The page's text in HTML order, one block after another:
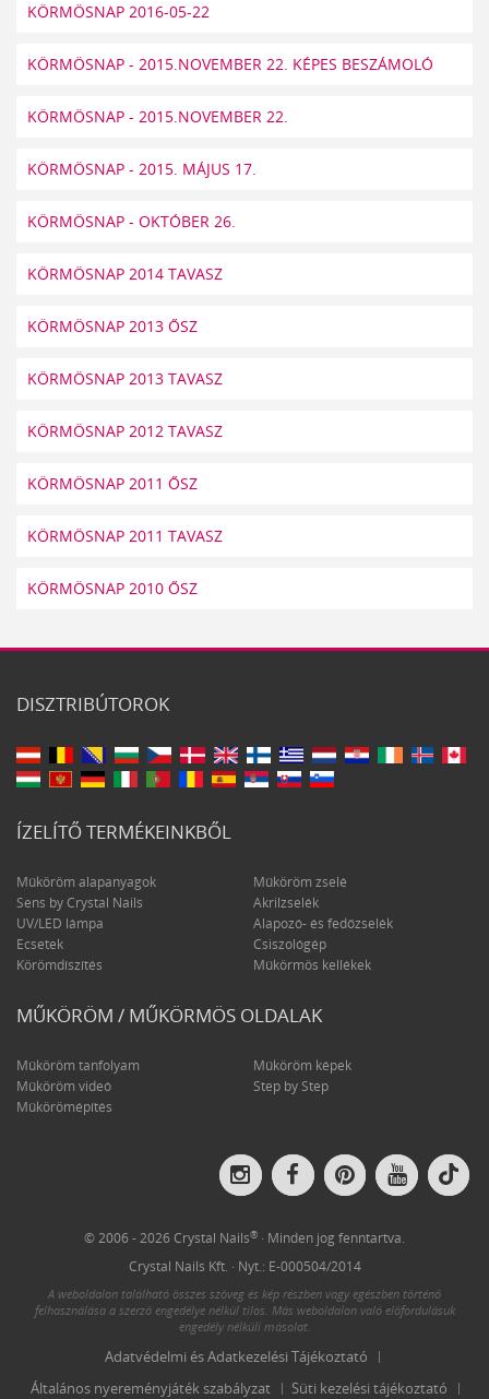
KÖRMÖSNAP 2016-05-22
KÖRMÖSNAP - 2015.NOVEMBER 22. KÉPES BESZÁMOLÓ
KÖRMÖSNAP - 2015.NOVEMBER 22.
KÖRMÖSNAP - 2015. MÁJUS 17.
KÖRMÖSNAP - OKTÓBER 26.
KÖRMÖSNAP 2014 TAVASZ
KÖRMÖSNAP 2013 ŐSZ
KÖRMÖSNAP 2013 TAVASZ
KÖRMÖSNAP 2012 TAVASZ
KÖRMÖSNAP 2011 ŐSZ
KÖRMÖSNAP 2011 TAVASZ
KÖRMÖSNAP 2010 ŐSZ
DISZTRIBÚTOROK
ÍZELÍTŐ TERMÉKEINKBŐL
Műköröm alapanyagok
Műköröm zselé
Sens by Crystal Nails
Akrilzselék
UV/LED lámpa
Alapozó- és fedőzselék
Ecsetek
Csiszológép
Körömdíszítés
Műkörmös kellékek
MŰKÖRÖM / MŰKÖRMÖS OLDALAK
Műköröm tanfolyam
Műköröm képek
Műköröm videó
Step by Step
Műkörömépítés
Crystal
Nails
Instagram
Crystal
Nails
Facebook
Crystal
Nails
Pinterest
Crystal
Nails
© 2006 - 2026 Crystal Nails® · Minden jog fenntartva.
Crystal Nails Kft. · Nyt.: E-000504/2014
A weboldalon található összes szöveg és kép részben vagy egészben történő
felhasználása a szerző engedélye nélkül tilos. Más weboldalon való előfordulásuk
engedély nélküli másolat.
Adatvédelmi és Adatkezelési Tájékoztató
Általános nyereményjáték szabályzat
Süti kezelési tájékoztató